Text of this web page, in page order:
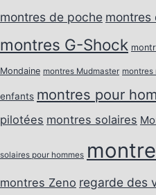
montres de poche montres
montres G-Shock
Mondaine montres Mudmaster montres
enfants montres pour
pilotées montres solaires
solaires pour hommes
montres Zeno regarde des